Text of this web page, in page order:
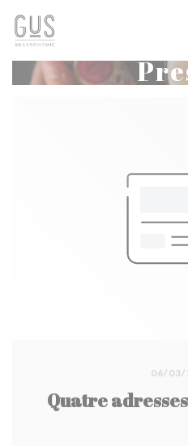
Personnalisation de vos choix en
06/03/
Quatre